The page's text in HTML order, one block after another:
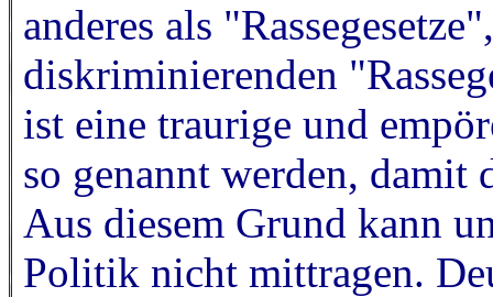
anderes als
diskriminierenden
ist eine traurige und
so genannt werden, damit
Aus diesem Grund kann
Politik nicht mittragen.